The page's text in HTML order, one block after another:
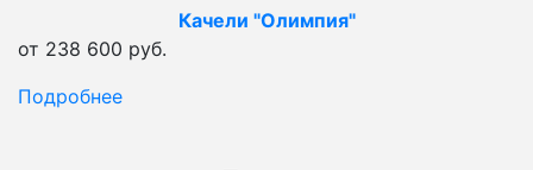
Качели "Олимпия"
от 238 600 руб.
Подробнее